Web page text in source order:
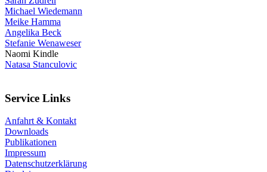
Michael Wiedemann
Meike Hamma
Angelika Beck
Stefanie Wenaweser
Naomi Kindle
Natasa Stanculovic
Service Links
Anfahrt & Kontakt
Downloads
Publikationen
Impressum
Datenschutzerklärung